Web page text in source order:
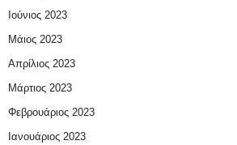
Ιούνιος 2023
Μάιος 2023
Απρίλιος 2023
Μάρτιος 2023
Φεβρουάριος 2023
Ιανουάριος 2023